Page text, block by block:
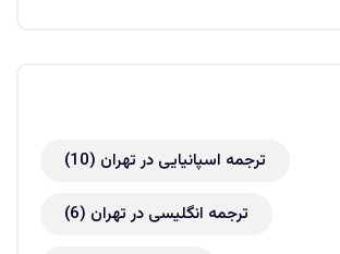
ترجمه اسپانیایی در تهران (10)
ترجمه انگلیسی در تهران (6)